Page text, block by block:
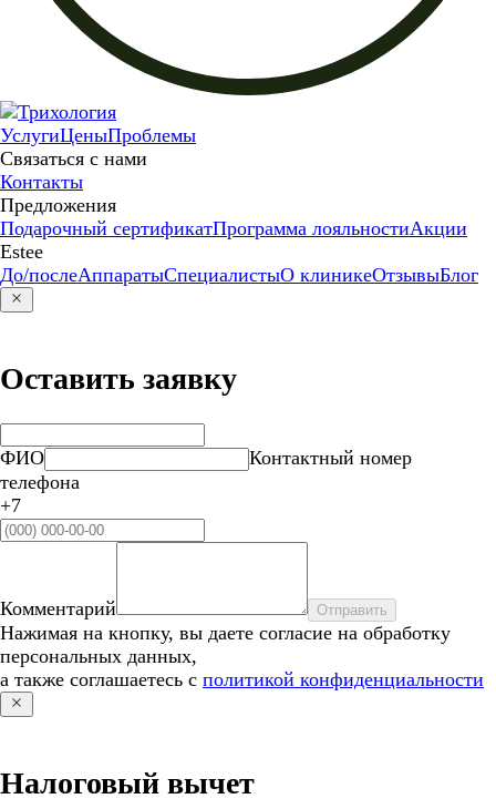
УслугиЦеныПроблемы
Связаться с нами
Контакты
Предложения
Подарочный сертификатПрограмма лояльностиАкции
Estee
До/послеАппаратыСпециалистыО клиникеОтзывыБлог
Оставить заявку
ФИО
Контактный номер
телефона
+7
Комментарий Отправить
Нажимая на кнопку, вы даете согласие на обработку
персональных данных,
а также соглашаетесь с политикой конфиденциальности
Налоговый вычет